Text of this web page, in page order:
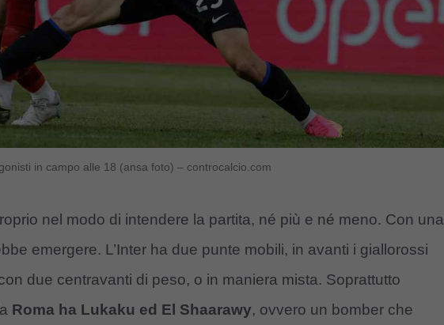
in campo alle 18 (ansa foto) – controcalcio.com
nel modo di intendere la partita, né più e né meno. Con una
emergere. L’Inter ha due punte mobili, in avanti i giallorossi
due centravanti di peso, o in maniera mista. Soprattutto
Roma ha Lukaku ed El Shaarawy, ovvero un bomber che